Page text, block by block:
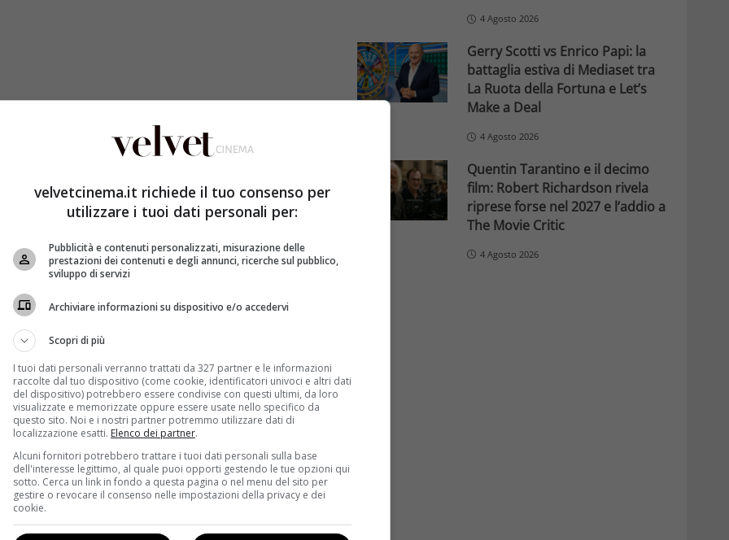
nataliazia Un Natale da chef di Neri Parenti,
di portare nelle sale una pellicola come
Vacanze di Natale, il film diretto da
Paolo
sketch, 35 anni di commedia natalizia “all’italiana”.
Aurelio De Laurentis, prende in prestito diversi
83 a Natale a Londra, per regalare agli spettatori
Super Vacanze di Natale avranno come personaggi
a quanto pare, non sono affatto contenti della cosa.
operazione cinematografica “una stupidaggine”,
che un progetto del genere era in produzione e
negato.
L’attore, che questo Natale sarà il
De Laurentiis stia sfruttando la sua immagine e
sleale in quanto Super Vacanze di Natale
sia Natale con Chef che Poveri ma Ricchissimi,
vede proprio Christian De Sica.
4 Agosto 2026
Gerry Scotti vs Enrico Papi: la
battaglia estiva di Mediaset tra
La Ruota della Fortuna e Let’s
Make a Deal
4 Agosto 2026
Quentin Tarantino e il decimo
film: Robert Richardson rivela
riprese forse nel 2027 e l’addio a
The Movie Critic
4 Agosto 2026
velvetcinema.it richiede il tuo consenso per
utilizzare i tuoi dati personali per:
Pubblicità e contenuti personalizzati, misurazione delle
prestazioni dei contenuti e degli annunci, ricerche sul pubblico,
sviluppo di servizi
Archiviare informazioni su dispositivo e/o accedervi
Scopri di più
I tuoi dati personali verranno trattati da 327 partner e le informazioni
raccolte dal tuo dispositivo (come cookie, identificatori univoci e altri dati
del dispositivo) potrebbero essere condivise con questi ultimi, da loro
visualizzate e memorizzate oppure essere usate nello specifico da
questo sito. Noi e i nostri partner potremmo utilizzare dati di
localizzazione esatti. Elenco dei partner.
Alcuni fornitori potrebbero trattare i tuoi dati personali sulla base
dell'interesse legittimo, al quale puoi opporti gestendo le tue opzioni qui
sotto. Cerca un link in fondo a questa pagina o nel menu del sito per
gestire o revocare il consenso nelle impostazioni della privacy e dei
cookie.